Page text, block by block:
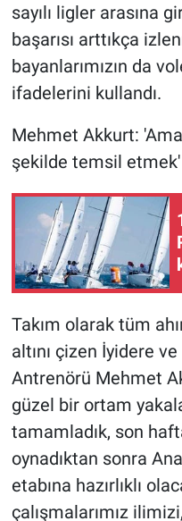
sayılı ligler arasına
başarısı arttıkça
bayanlarımızın da
ifadelerini kullandı.
Mehmet Akkurt:
şekilde temsil etmek'
Takım olarak tüm
altını çizen İyidere
Antrenörü Mehmet
güzel bir ortam
tamamladık, son
oynadıktan sonra
etabına hazırlıklı
çalışmalarımız